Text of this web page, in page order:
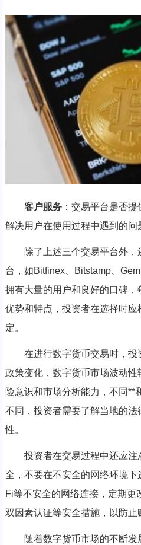
客户服务：交易平台是否提
解决用户在使用过程中遇到的问
除了上述三个交易平台外
台，如Bitfinex、Bitstamp、
拥有大量的用户和良好的口碑
优势和特点，投资者在选择时
定。
在进行数字货币交易时，
政策变化，数字货币市场波动
险意识和市场分析能力，不同**
不同，投资者需要了解当地的
性。
投资者在交易过程中还应
全，不要在不安全的网络环境
Fi等不安全的网络连接，定期更
双因素认证等安全措施，以防止
随着数字货币市场的不断